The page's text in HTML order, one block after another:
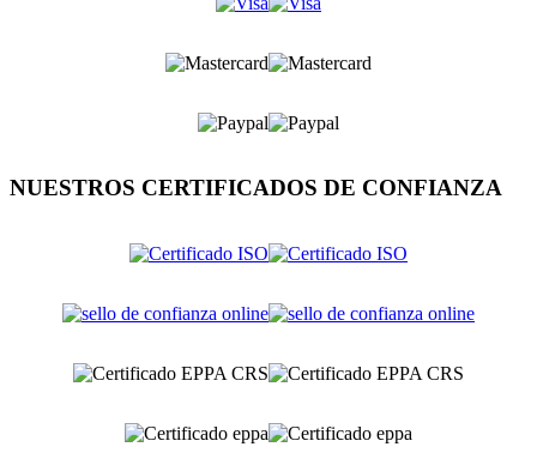
NUESTROS CERTIFICADOS DE CONFIANZA